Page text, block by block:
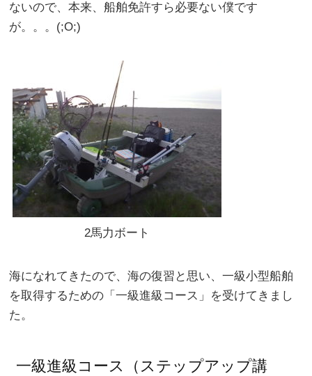
ないので、本来、船舶免許すら必要ない僕です
が。。。(;O;)
2馬力ボート
海になれてきたので、海の復習と思い、一級小型船舶
を取得するための「一級進級コース」を受けてきまし
た。
一級進級コース（ステップアップ講